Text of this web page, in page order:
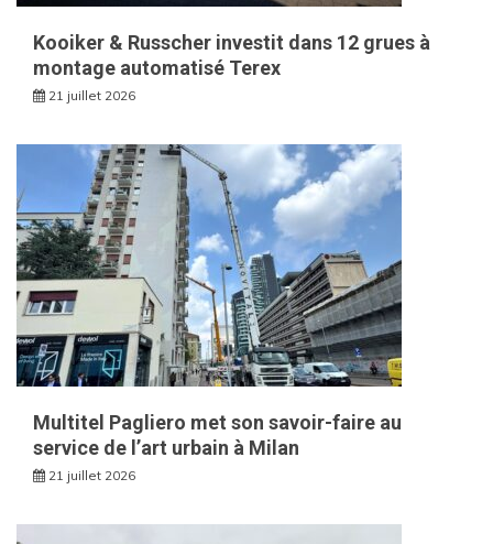
Kooiker & Russcher investit dans 12 grues à
montage automatisé Terex
21 juillet 2026
Multitel Pagliero met son savoir-faire au
service de l’art urbain à Milan
21 juillet 2026